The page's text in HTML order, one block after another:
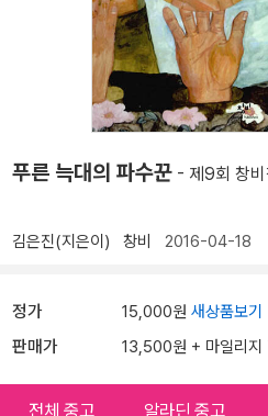
푸른 늑대의 파수꾼 - 제9회 창
김은진(지은이) 창비 2016-04-18
정가 15,000원 새상품보기
판매가 13,500원 + 마일리
전체 중고 알라딘 중고